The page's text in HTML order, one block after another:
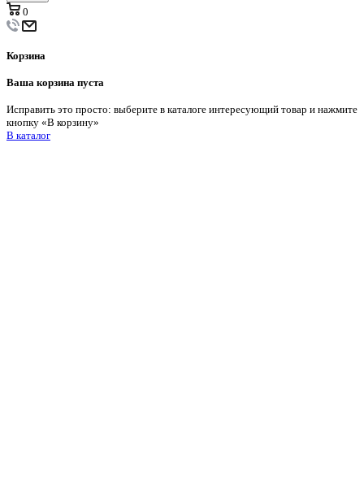
0
Корзина
Ваша корзина пуста
Исправить это просто: выберите в каталоге интересующий товар и нажмите
кнопку «В корзину»
В каталог